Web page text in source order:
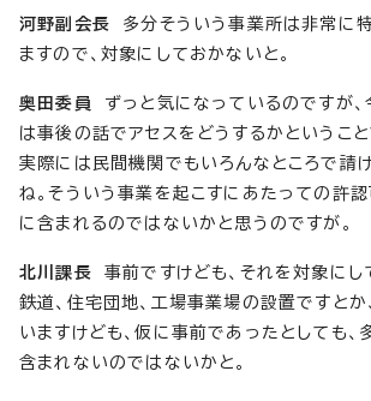
河野副会長 多分そういう事業所は非常に
ますので、対象にしておかないと。
奥田委員 ずっと気になっているのですが、
は事後の話でアセスをどうするかということ
実際には民間機関でもいろんなところで請
ね。そういう事業を起こすにあたっての許
に含まれるのではないかと思うのですが。
北川課長 事前ですけども、それを対象にし
鉄道、住宅団地、工場事業場の設置ですと
いますけども、仮に事前であったとしても、
含まれないのではないかと。